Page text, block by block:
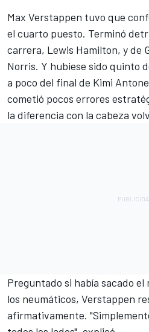
Max Verstappen tuvo que
el cuarto puesto. Terminó
carrera, Lewis Hamilton, y de
Norris. Y hubiese sido quinto
a poco del final de Kimi
cometió pocos errores
la diferencia con la cabeza
Preguntado si había sacado el
los neumáticos, Verstappen
afirmativamente.